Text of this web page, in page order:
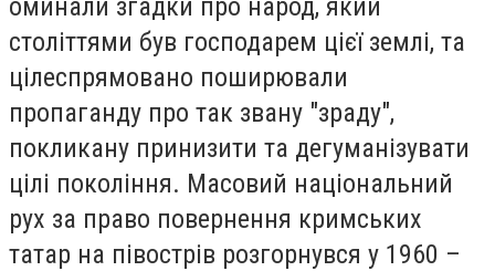
оминали згадки про народ, який
століттями був господарем цієї землі, та
цілеспрямовано поширювали
пропаганду про так звану "зраду",
покликану принизити та дегуманізувати
цілі покоління. Масовий національний
рух за право повернення кримських
татар на півострів розгорнувся у 1960 –